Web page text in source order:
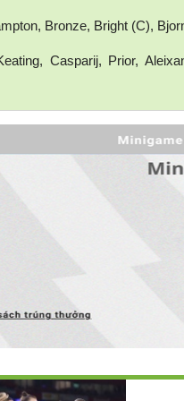
Bronze, Bright (C),
Casparij, Prior,